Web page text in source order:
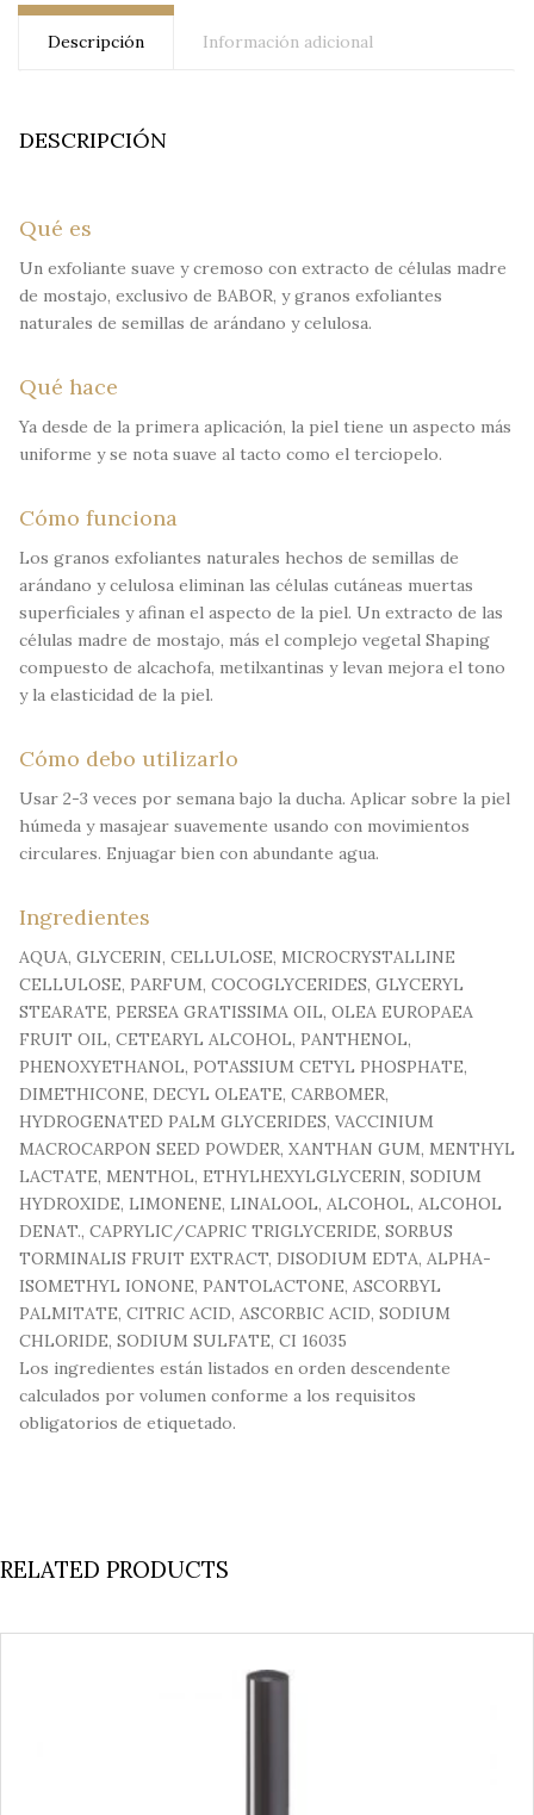
Descripción Información adicional
DESCRIPCIÓN
Qué es
Un exfoliante suave y cremoso con extracto de células madre
de mostajo, exclusivo de BABOR, y granos exfoliantes
naturales de semillas de arándano y celulosa.
Qué hace
Ya desde de la primera aplicación, la piel tiene un aspecto más
uniforme y se nota suave al tacto como el terciopelo.
Cómo funciona
Los granos exfoliantes naturales hechos de semillas de
arándano y celulosa eliminan las células cutáneas muertas
superficiales y afinan el aspecto de la piel. Un extracto de las
células madre de mostajo, más el complejo vegetal Shaping
compuesto de alcachofa, metilxantinas y levan mejora el tono
y la elasticidad de la piel.
Cómo debo utilizarlo
Usar 2-3 veces por semana bajo la ducha. Aplicar sobre la piel
húmeda y masajear suavemente usando con movimientos
circulares. Enjuagar bien con abundante agua.
Ingredientes
AQUA, GLYCERIN, CELLULOSE, MICROCRYSTALLINE
CELLULOSE, PARFUM, COCOGLYCERIDES, GLYCERYL
STEARATE, PERSEA GRATISSIMA OIL, OLEA EUROPAEA
FRUIT OIL, CETEARYL ALCOHOL, PANTHENOL,
PHENOXYETHANOL, POTASSIUM CETYL PHOSPHATE,
DIMETHICONE, DECYL OLEATE, CARBOMER,
HYDROGENATED PALM GLYCERIDES, VACCINIUM
MACROCARPON SEED POWDER, XANTHAN GUM, MENTHYL
LACTATE, MENTHOL, ETHYLHEXYLGLYCERIN, SODIUM
HYDROXIDE, LIMONENE, LINALOOL, ALCOHOL, ALCOHOL
DENAT., CAPRYLIC/CAPRIC TRIGLYCERIDE, SORBUS
TORMINALIS FRUIT EXTRACT, DISODIUM EDTA, ALPHA-
ISOMETHYL IONONE, PANTOLACTONE, ASCORBYL
PALMITATE, CITRIC ACID, ASCORBIC ACID, SODIUM
CHLORIDE, SODIUM SULFATE, CI 16035
Los ingredientes están listados en orden descendente
calculados por volumen conforme a los requisitos
obligatorios de etiquetado.
RELATED PRODUCTS